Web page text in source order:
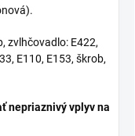
zvlhčovadlo: E422,
E110, E153, škrob,
nepriaznivý vplyv na